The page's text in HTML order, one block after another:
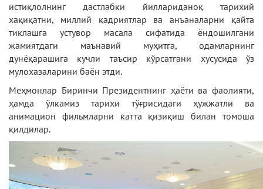
истиқлолнинг дастлабки йиллариданоқ тарихий
хақиқатни, миллий қадриятлар ва анъаналарни қайта
тиклашга устувор масала сифатида ёндошилгани
жамиятдаги маънавий муҳитга, одамларнинг
дунёқарашига кучли таъсир кўрсатгани хусусида ўз
мулохазаларини баён этди.
Меҳмонлар Биринчи Президентнинг ҳаёти ва фаолияти,
ҳамда ўлкамиз тарихи тўғрисидаги ҳужжатли ва
анимацион фильмларни катта қизиқиш билан томоша
қилдилар.